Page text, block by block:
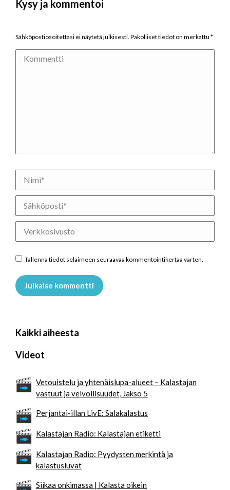
Kysy ja kommentoi
Sähköpostiosoitettasi ei näytetä julkisesti. Pakolliset tiedot on merkattu *
Kommentti
Nimi *
Sähköposti *
Verkkosivusto
Tallenna tiedot selaimeen seuraavaa kommentointikertaa varten.
Julkaise kommentti
Kaikki aiheesta
Videot
Vetouistelu ja yhtenäislupa-alueet – Kalastajan
vastuut ja velvollisuudet, Jakso 5
Perjantai-illan LivE: Salakalastus
Kalastajan Radio: Kalastajan etiketti
Kalastajan Radio: Pyydysten merkintä ja
kalastusluvat
Siikaa onkimassa | Kalasta oikein